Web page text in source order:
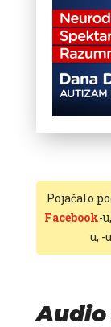
Pojačalo
Facebook-
u, -
Audio